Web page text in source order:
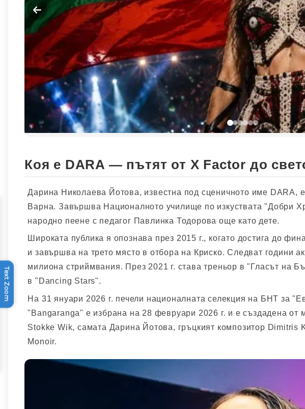
Text Zoom
Коя е DARA — пътят от X Factor до
Дарина Николаева Йотова, известна под сценичното име DARA,
Варна. Завършва Националното училище по изкуствата "Добри
народно пеене с педагог Павлинка Тодорова още като дете.
Широката публика я опознава през 2015 г., когато достига до
и завършва на трето място в отбора на Криско. Следват години
милиона стриймвания. През 2021 г. става треньор в "Гласът на
в "Dancing Stars".
На 31 януари 2026 г. печели националната селекция на БНТ за
"Bangaranga" е избрана на 28 февруари 2026 г. и е създадена
Stokke Wik, самата Дарина Йотова, гръцкият композитор Dimitris
Monoir.